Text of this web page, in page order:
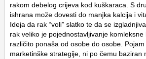
rakom debelog crijeva kod kuškaraca. S
ishrana može dovesti do manjka kalcija i
Ideja da rak “voli” slatko te da se
rak veliko je pojednostavljivanje komleksne
različito ponaša od osobe do osobe. Pojam
marketinške strategije, ni po čemu baziran